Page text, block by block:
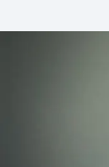
foredrag om
er både
og giver et
være farligere